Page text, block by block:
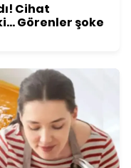
Cihat
Görenler şoke